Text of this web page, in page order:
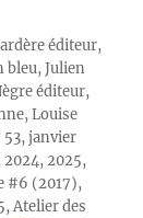
éditeur,
bleu, Julien
éditeur,
Louise
53, janvier
2024, 2025,
#6 (2017),
Atelier des